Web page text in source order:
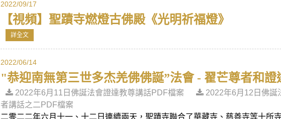
2022/09/17
【視頻】聖蹟寺燃燈古佛殿《光明祈福燈》
詳全文
2022/06/14
"恭迎南無第三世多杰羌佛佛誕”法會 - 翟芒尊者和
2022年6月11日佛誕法會證達教尊講話PDF檔案 2022年6月12日佛誕
者講話之二PDF檔案
二零二二年六月十一、十二日連續兩天，聖蹟寺聯合了華藏寺、慈善寺等十所